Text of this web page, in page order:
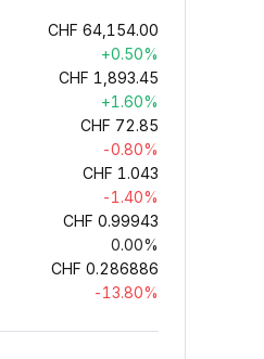
CHF 64,154.00
+0.50%
CHF 1,893.45
+1.60%
CHF 72.85
-0.80%
CHF 1.043
-1.40%
CHF 0.99943
0.00%
CHF 0.286886
-13.80%